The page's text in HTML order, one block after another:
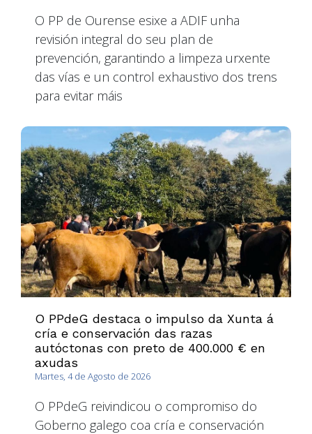
O PP de Ourense esixe a ADIF unha
revisión integral do seu plan de
prevención, garantindo a limpeza urxente
das vías e un control exhaustivo dos trens
para evitar máis
O PPdeG destaca o impulso da Xunta á
cría e conservación das razas
autóctonas con preto de 400.000 € en
axudas
Martes, 4 de Agosto de 2026
O PPdeG reivindicou o compromiso do
Goberno galego coa cría e conservación